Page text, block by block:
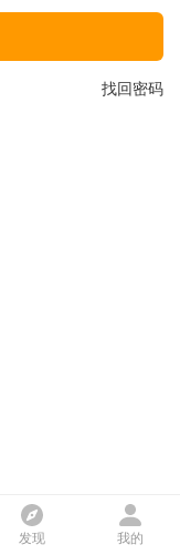
找回密码
发现 我的